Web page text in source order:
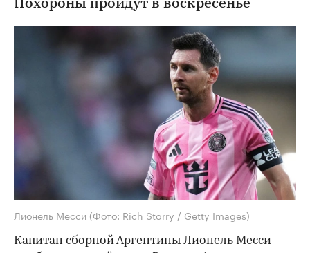
Похороны пройдут в воскресенье
Лионель Месси (Фото: Rich Storry / Getty Images)
Капитан сборной Аргентины Лионель Месси